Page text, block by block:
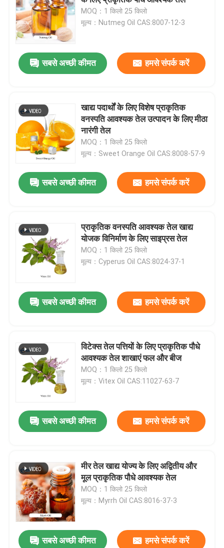
स्वाद और सुगंध
सिंथेटिक स्वाद
प्राकृतिक पौधे का आवश्यक तेल
शुद्ध पौधे का अर्क
मीठा करने वाला
फलों का चूर्ण
सूखे पाउडर को फ्रीज करें
जैविक तेल
प्राकृतिक वजन घटाने की सामग्री
प्राकृतिक रंगद्रव्य
MOQ：1 किलो 25 किलो
मूल्य：Nutmeg Oil CAS:8007-12-3
सबसे अच्छी कीमत हमसे संपर्क करें
खाद्य पदार्थों के लिए विशेष प्राकृतिक
वनस्पति आवश्यक तेल उत्पादन के लिए मीठा
नारंगी तेल
MOQ：1 किलो 25 किलो
मूल्य：Sweet Orange Oil CAS:8008-57-9
सबसे अच्छी कीमत हमसे संपर्क करें
प्राकृतिक वनस्पति आवश्यक तेल खाद्य
योजक विनिर्माण के लिए साइप्रस तेल
MOQ：1 किलो 25 किलो
मूल्य：Cyperus Oil CAS:8024-37-1
सबसे अच्छी कीमत हमसे संपर्क करें
विटेक्स तेल पत्तियों के लिए प्राकृतिक पौधे
आवश्यक तेल शाखाएं फल और बीज
MOQ：1 किलो 25 किलो
मूल्य：Vitex Oil CAS:11027-63-7
सबसे अच्छी कीमत हमसे संपर्क करें
मीर तेल खाद्य योज्य के लिए अद्वितीय और
मूल प्राकृतिक पौधे आवश्यक तेल
MOQ：1 किलो 25 किलो
मूल्य：Myrrh Oil CAS:8016-37-3
सबसे अच्छी कीमत हमसे संपर्क करें